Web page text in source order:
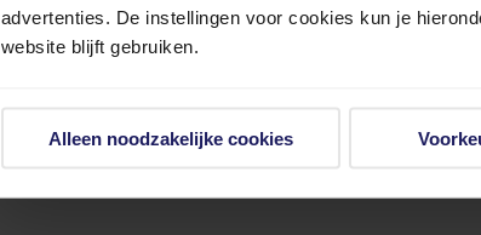
advertenties. De instellingen voor cookies kun je
website blijft gebruiken.
Alleen noodzakelijke cookies